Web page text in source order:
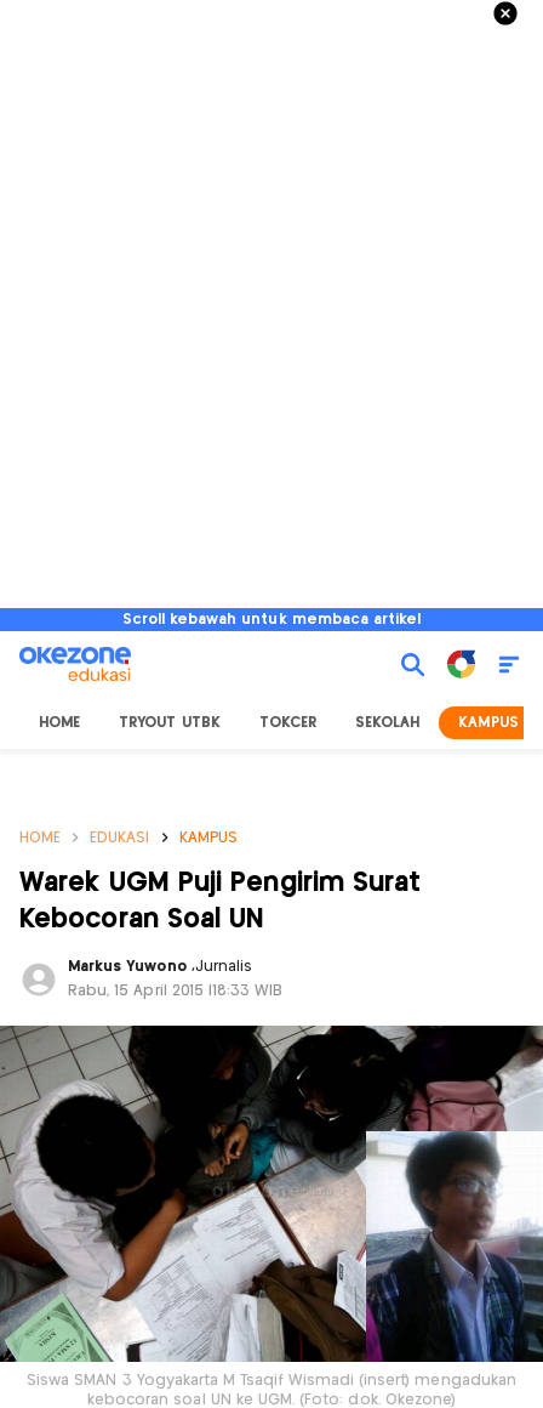
Scroll kebawah untuk membaca artikel
HOME TRYOUT UTBK TOKCER SEKOLAH KAMPUS
HOME EDUKASI KAMPUS
Warek UGM Puji Pengirim Surat
Kebocoran Soal UN
Markus Yuwono ,Jurnalis
Rabu, 15 April 2015 |18:33 WIB
Siswa SMAN 3 Yogyakarta M Tsaqif Wismadi (insert) mengadukan
kebocoran soal UN ke UGM. (Foto: dok. Okezone)